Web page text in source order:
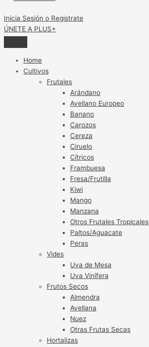
Inicia Sesión o Registrate
ÚNETE A PLUS+
Home
Cultivos
Frutales
Arándano
Avellano Europeo
Banano
Carozos
Cereza
Ciruelo
Cítricos
Frambuesa
Fresa/Frutilla
Kiwi
Mango
Manzana
Otros Frutales Tropicales
Paltos/Aguacate
Peras
Vides
Uva de Mesa
Uva Vinífera
Frutos Secos
Almendra
Avellana
Nuez
Otras Frutas Secas
Hortalizas